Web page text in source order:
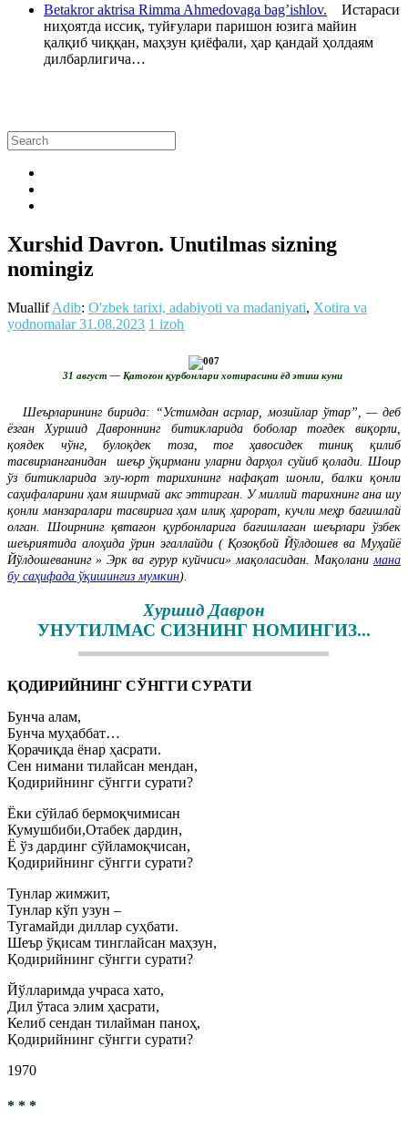
Betakror aktrisa Rimma Ahmedovaga bag’ishlov. Истараси
ниҳоятда иссиқ, туйғулари паришон юзига майин
қалқиб чиққан, маҳзун қиёфали, ҳар қандай ҳолдаям
дилбарлигича…
Xurshid Davron. Unutilmas sizning
nomingiz
MuallifAdib: O'zbek tarixi, adabiyoti va madaniyati, Xotira va
yodnomalar 31.08.2023 1 izoh
31 август — Қатоғон қурбонлари хотирасини ёд этиш куни
Шеърларининг бирида: “Устимдан асрлар, мозийлар ўтар”, — деб
ёзган Хуршид Давроннинг битикларида боболар тоғдек виқорли,
қоядек чўнг, булоқдек тоза, тоғ ҳавосидек тиниқ қилиб
тасвирланганидан шеър ўқирмани уларни дарҳол суйиб қолади. Шоир
ўз битикларида элу-юрт тарихининг нафақат шонли, балки қонли
саҳифаларини ҳам яширмай акс эттирган. У миллий тарихнинг ана шу
қонли манзаралари тасвирига ҳам илиқ ҳарорат, кучли меҳр бағишлай
олган. Шоирнинг қвтағон қурбонларига бағишлаган шеърлари ўзбек
шеъриятида алоҳида ўрин эгаллайди ( Қозоқбой Йўлдошев ва Муҳайё
Йўлдошеванинг » Эрк ва ғурур куйчиси» мақоласидан. Мақолани мана
бу саҳифада ўқишингиз мумкин).
Хуршид Даврон
УНУТИЛМАС СИЗНИНГ НОМИНГИЗ...
ҚОДИРИЙНИНГ СЎНГГИ СУРАТИ
Бунча алам,
Бунча муҳаббат…
Қорачиқда ёнар ҳасрати.
Сен нимани тилайсан мендан,
Қодирийнинг сўнгги сурати?
Ёки сўйлаб бермоқчимисан
Кумушбиби,Отабек дардин,
Ё ўз дардинг сўйламоқчисан,
Қодирийнинг сўнгги сурати?
Тунлар жимжит,
Тунлар кўп узун –
Тугамайди диллар суҳбати.
Шеър ўқисам тинглайсан маҳзун,
Қодирийнинг сўнгги сурати?
Йўлларимда учраса хато,
Дил ўтаса элим ҳасрати,
Келиб сендан тилайман паноҳ,
Қодирийнинг сўнгги сурати?
1970
* * *